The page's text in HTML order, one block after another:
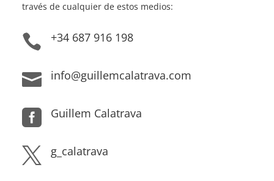
través de cualquier de estos medios:
 +34 687 916 198
 info@guillemcalatrava.com
 Guillem Calatrava
 g_calatrava